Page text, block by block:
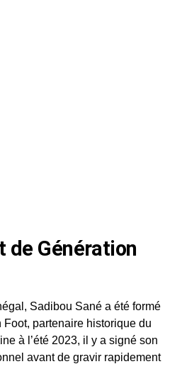
de Génération
Sadibou Sané a été formé
Foot, partenaire historique du
à l’été 2023, il y a signé son
avant de gravir rapidement